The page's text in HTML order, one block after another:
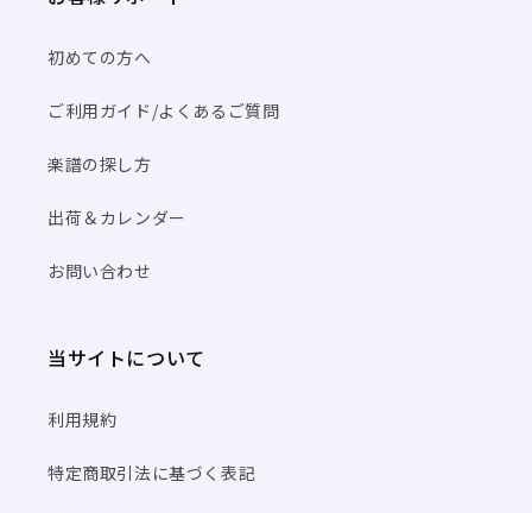
初めての方へ
ご利用ガイド/よくあるご質問
楽譜の探し方
出荷＆カレンダー
お問い合わせ
当サイトについて
利用規約
特定商取引法に基づく表記